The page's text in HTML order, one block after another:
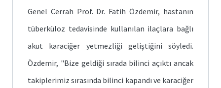
Genel Cerrah Prof. Dr. Fatih Özdemir, hastanın
tüberküloz tedavisinde kullanılan ilaçlara bağlı
akut karaciğer yetmezliği geliştiğini söyledi.
Özdemir, "Bize geldiği sırada bilinci açıktı ancak
takiplerimiz sırasında bilinci kapandı ve karaciğer